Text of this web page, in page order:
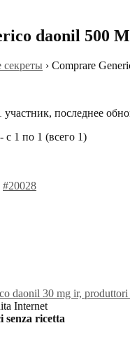
daonil 500
› Comprare
участник, последнее
1 по 1 (всего 1)
#20028
daonil 30 mg ir,
Internet
senza ricetta